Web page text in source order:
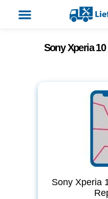
Sony Xperia
Sony Xperia